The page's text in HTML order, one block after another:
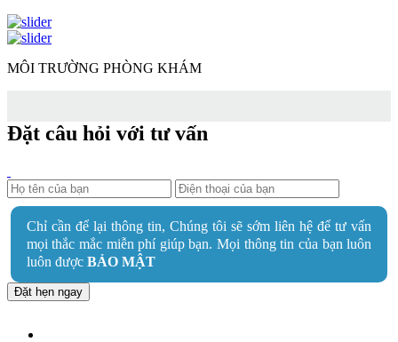
MÔI TRƯỜNG PHÒNG KHÁM
Đặt câu hỏi với tư vấn
Chỉ cần để lại thông tin, Chúng tôi sẽ sớm liên hệ để tư vấn
mọi thắc mắc miễn phí giúp bạn. Mọi thông tin của bạn luôn
luôn được BẢO MẬT
Đặt hẹn ngay